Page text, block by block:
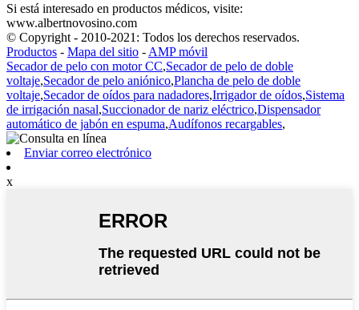
Si está interesado en productos médicos, visite:
www.albertnovosino.com
© Copyright - 2010-2021: Todos los derechos reservados.
Productos - Mapa del sitio - AMP móvil
Secador de pelo con motor CC,Secador de pelo de doble
voltaje,Secador de pelo aniónico,Plancha de pelo de doble
voltaje,Secador de oídos para nadadores,Irrigador de oídos,Sistema
de irrigación nasal,Succionador de nariz eléctrico,Dispensador
automático de jabón en espuma,Audífonos recargables,
Enviar correo electrónico
x